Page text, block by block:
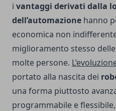
i vantaggi derivati dalla
dell’automazione hanno
economica non
miglioramento stesso
molte persone.
portato alla nascita dei
una forma piuttosto
programmabile e